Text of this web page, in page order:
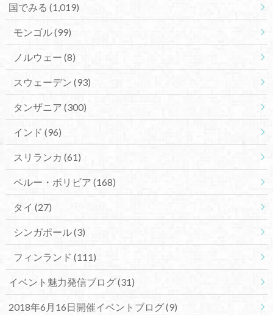
国でみる (1,019)
モンゴル(99)
ノルウェー (8)
スウェーデン (93)
タンザニア (300)
インド (96)
スリランカ (61)
ペルー・ボリビア (168)
タイ (27)
シンガポール(3)
フィンランド (111)
イベント魅力発信ブログ(31)
2018年6月16日開催イベントブログ(9)